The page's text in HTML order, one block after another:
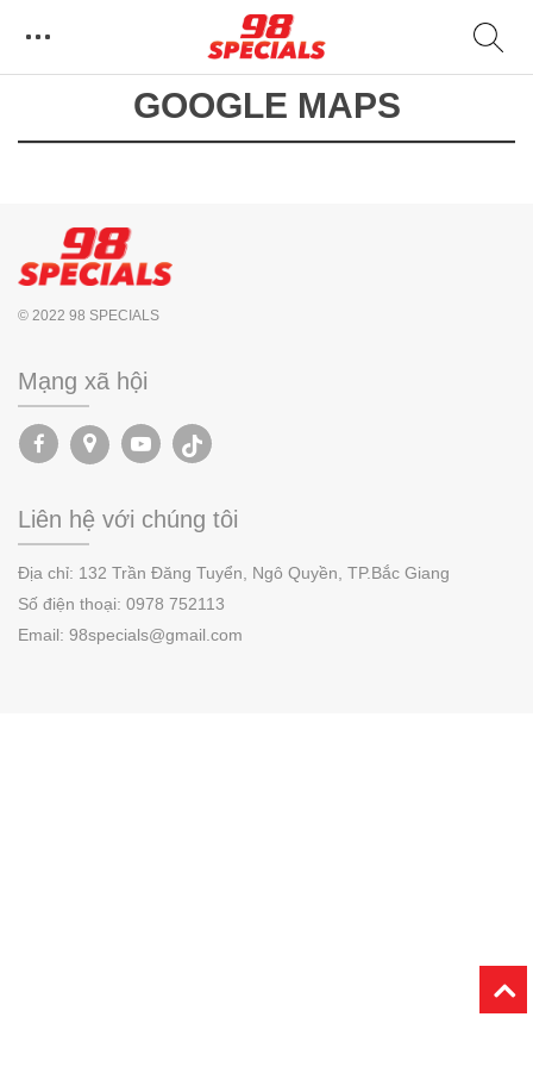
GOOGLE MAPS
© 2022 98 SPECIALS
Mạng xã hội
Liên hệ với chúng tôi
Địa chỉ: 132 Trần Đăng Tuyển, Ngô Quyền, TP.Bắc Giang
Số điện thoại: 0978 752113
Email: 98specials@gmail.com